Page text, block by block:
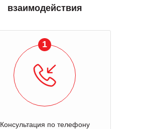
взаимодействия
1
Консультация по телефону